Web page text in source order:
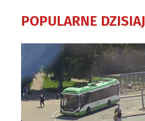
POPULARNE DZISIAJ